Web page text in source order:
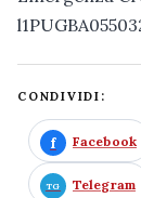
CONDIVIDI:
Facebook
Telegram